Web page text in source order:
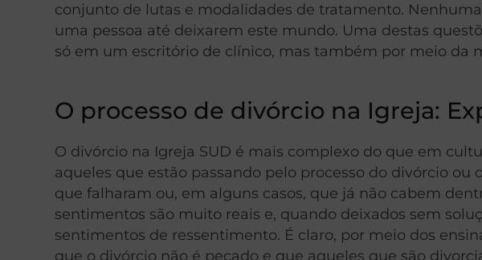
conjunto de lutas e modalidades de tratamento.
uma pessoa até deixarem este mundo. Uma destas
só em um escritório de clínico, mas também por meio da
O processo de divórcio na Igreja:
O divórcio na Igreja SUD é mais complexo do que em
aqueles que estão passando pelo processo do divórcio ou
que falharam ou, em alguns casos, que já não cabem
sentimentos são muito reais e, quando deixados sem
sentimentos de ressentimento. É claro, por meio dos
que o divórcio não é pecado e que aqueles que são